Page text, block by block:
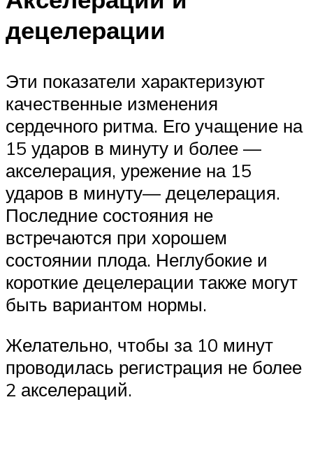
децелерации
Эти показатели характеризуют
качественные изменения
сердечного ритма. Его учащение на
15 ударов в минуту и более —
акселерация, урежение на 15
ударов в минуту— децелерация.
Последние состояния не
встречаются при хорошем
состоянии плода. Неглубокие и
короткие децелерации также могут
быть вариантом нормы.
Желательно, чтобы за 10 минут
проводилась регистрация не более
2 акселераций.